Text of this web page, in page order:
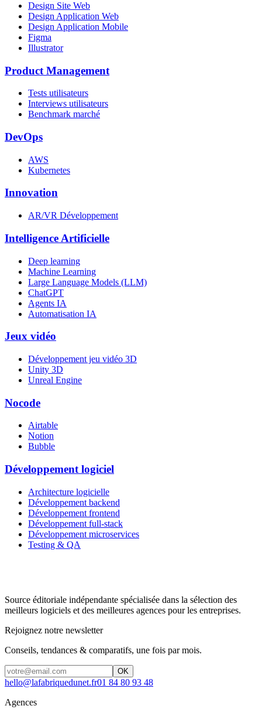
Design Site Web
Design Application Web
Design Application Mobile
Figma
Illustrator
Product Management
Tests utilisateurs
Interviews utilisateurs
Benchmark marché
DevOps
AWS
Kubernetes
Innovation
AR/VR Développement
Intelligence Artificielle
Deep learning
Machine Learning
Large Language Models (LLM)
ChatGPT
Agents IA
Automatisation IA
Jeux vidéo
Développement jeu vidéo 3D
Unity 3D
Unreal Engine
Nocode
Airtable
Notion
Bubble
Développement logiciel
Architecture logicielle
Développement backend
Développement frontend
Développement full-stack
Développement microservices
Testing & QA
Source éditoriale indépendante spécialisée dans la sélection des
meilleurs logiciels et des meilleures agences pour les entreprises.
Rejoignez notre newsletter
Conseils, tendances & comparatifs, une fois par mois.
OK
hello@lafabriquedunet.fr01 84 80 93 48
Agences